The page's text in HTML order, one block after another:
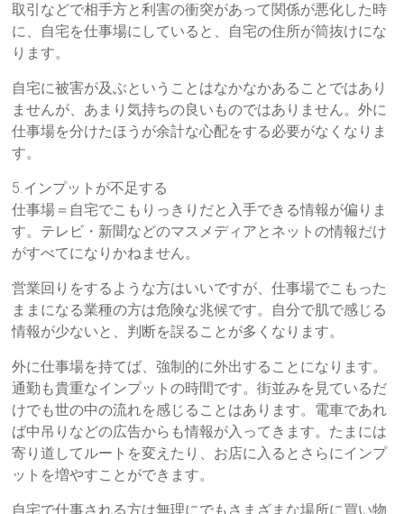
取引などで相手方と利害の衝突があって関係が悪化した時
に、自宅を仕事場にしていると、自宅の住所が筒抜けにな
ります。
自宅に被害が及ぶということはなかなかあることではあり
ませんが、あまり気持ちの良いものではありません。外に
仕事場を分けたほうが余計な心配をする必要がなくなりま
す。
5.インプットが不足する
仕事場＝自宅でこもりっきりだと入手できる情報が偏りま
す。テレビ・新聞などのマスメディアとネットの情報だけ
がすべてになりかねません。
営業回りをするような方はいいですが、仕事場でこもった
ままになる業種の方は危険な兆候です。自分で肌で感じる
情報が少ないと、判断を誤ることが多くなります。
外に仕事場を持てば、強制的に外出することになります。
通勤も貴重なインプットの時間です。街並みを見ているだ
けでも世の中の流れを感じることはあります。電車であれ
ば中吊りなどの広告からも情報が入ってきます。たまには
寄り道してルートを変えたり、お店に入るとさらにインプ
ットを増やすことができます。
自宅で仕事される方は無理にでもさまざまな場所に買い物